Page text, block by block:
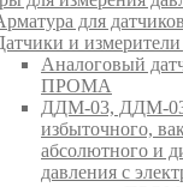
для
и
Аналоговый
ПРОМА
ДДМ-03, ДДМ-
избыточного,
абсолютного и
давления с